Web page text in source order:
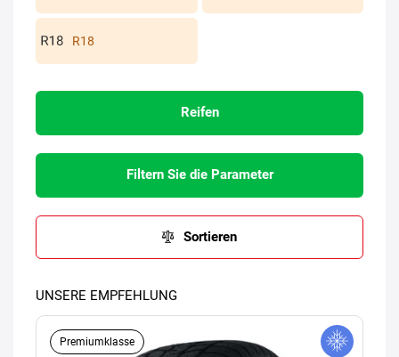
R18
Reifen
Filtern Sie die Parameter
Sortieren
UNSERE EMPFEHLUNG
Premiumklasse